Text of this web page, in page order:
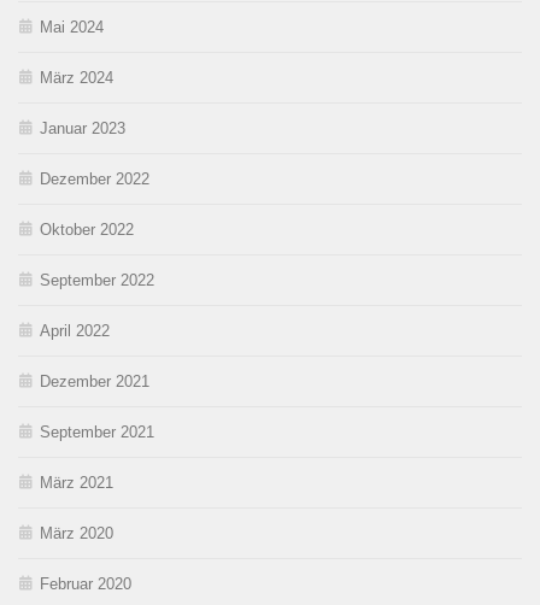
Mai 2024
März 2024
Januar 2023
Dezember 2022
Oktober 2022
September 2022
April 2022
Dezember 2021
September 2021
März 2021
März 2020
Februar 2020